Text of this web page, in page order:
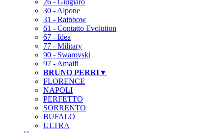
26 - Giugiaro
30 - Alpone
31 - Rainbow
61 - Contatto Evolution
67 - Idea
77 - Military
90 - Swarovski
97 - Amalfi
BRUNO PERRI▼
FLORENCE
NAPOLI
PERFETTO
SORRENTO
BUFALO
ULTRA